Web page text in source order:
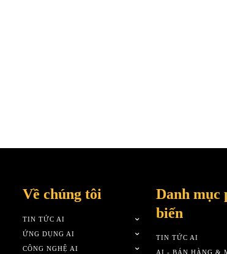
Về chúng tôi
TIN TỨC AI
ỨNG DỤNG AI
CÔNG NGHỆ AI
Danh mục
biến
TIN TỨC AI
AI - BÁN HÀNG &